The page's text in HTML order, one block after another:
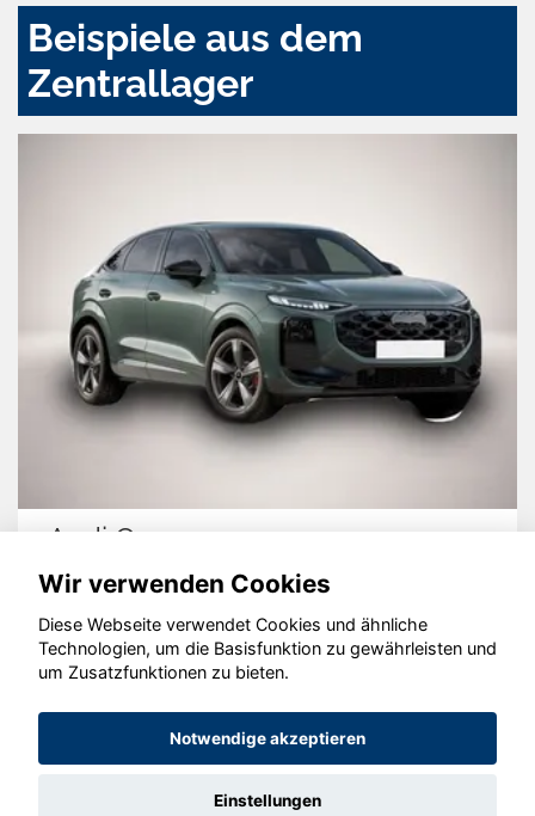
Beispiele aus dem
Zentrallager
Audi Q3
© konjunkturmotor.de GmbH 2020 - 2026
Wir verwenden Cookies
Diese Webseite verwendet Cookies und ähnliche
Technologien, um die Basisfunktion zu gewährleisten und
um Zusatzfunktionen zu bieten.
Notwendige akzeptieren
Einstellungen